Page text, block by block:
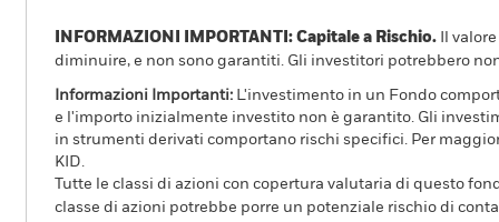
INFORMAZIONI IMPORTANTI: Capitale a Rischio. Il
diminuire, e non sono garantiti. Gli investitori potrebbero
Informazioni Importanti: L'investimento in un Fondo
e l'importo inizialmente investito non è garantito. Gli
in strumenti derivati comportano rischi specifici. Per
KID.
Tutte le classi di azioni con copertura valutaria di questo
classe di azioni potrebbe porre un potenziale rischio di